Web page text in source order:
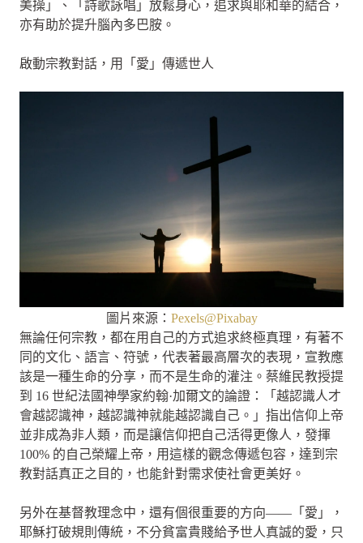
美操」、「詩歌詠唱」放鬆身心，追求與耶和華的結合，
亦有助於提升腦內多巴胺。
啟動宗教對話，用「愛」傳遞世人
圖片來源： Pexels@Pixabay
無論任何宗教，都在用自己的方式追求終極真理，有著不
同的文化、語言、符號，代表著最高層次的表現，宣教應
該是一種生命的分享，而不是生命的灌注。蔡維民教授提
到 16 世紀法國神學家約翰·加爾文的論證：「越認識人才
會越認識神，越認識神就能越認識自己。」指出信仰上帝
並非成為非人類，而是讓信仰把自己活得更像人，發揮
100% 的自己榮耀上帝，用這樣的觀念傳遞包容，達到宗
教對話真正之目的，也能針對需求使社會更美好。
另外在基督教理念中，還有個很重要的方向——「愛」，
耶穌打破規則傳統，不分貧富貴賤給予世人真誠的愛，只